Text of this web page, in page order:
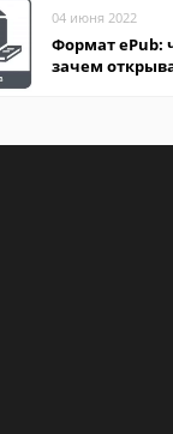
04 июня 2022
Формат ePub:
зачем